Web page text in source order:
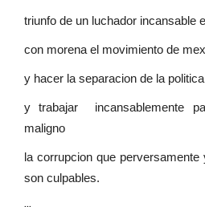
triunfo de un luchador incansable
con morena el movimiento de
y hacer la separacion de la
y trabajar incansablemente
maligno
la corrupcion que
son culpables.
...